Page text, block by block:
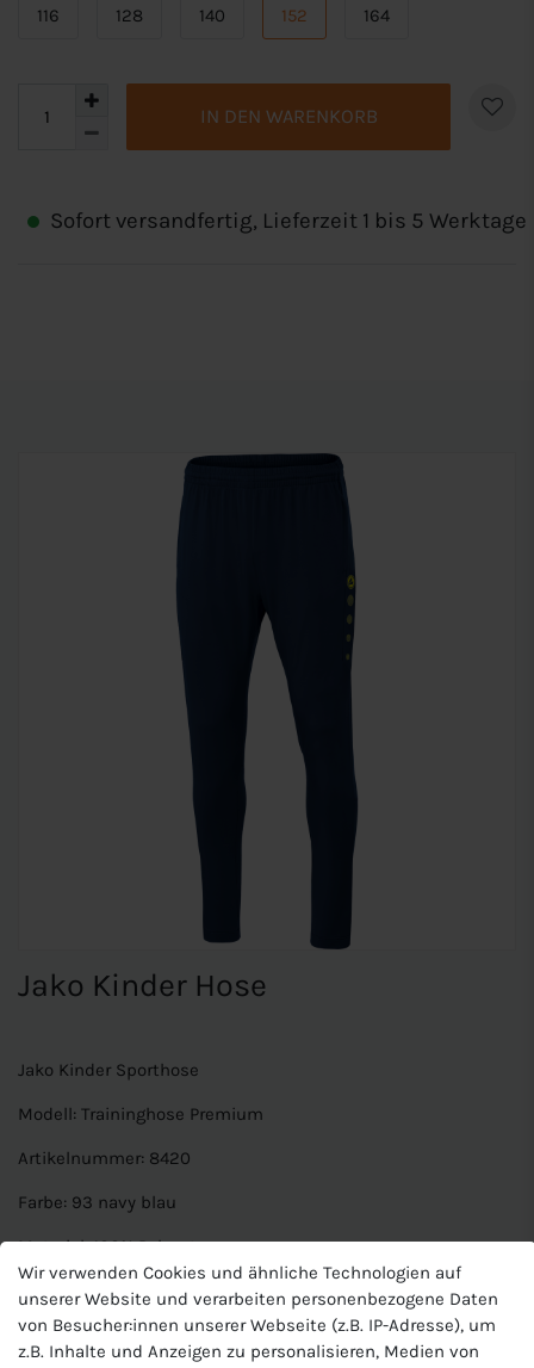
116 128 140 152 164
IN DEN WARENKORB
Sofort versandfertig, Lieferzeit 1 bis 5 Werktage
Jako Kinder Hose
Jako Kinder Sporthose
Modell: Traininghose Premium
Artikelnummer: 8420
Farbe: 93 navy blau
Material: 100% Polyester
Merkmale: Kinder Hose lang, funktionale Fußball und
Traininghose mit Gummizug und Seitentaschen, Keep Dry
Verarbeitung.
Wir verwenden Cookies und ähnliche Technologien auf
unserer Website und verarbeiten personenbezogene Daten
von Besucher:innen unserer Webseite (z.B. IP-Adresse), um
z.B. Inhalte und Anzeigen zu personalisieren, Medien von